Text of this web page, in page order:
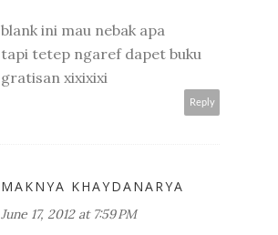
blank ini mau nebak apa
tapi tetep ngaref dapet buku
gratisan xixixixi
Reply
MAKNYA KHAYDANARYA
June 17, 2012 at 7:59 PM